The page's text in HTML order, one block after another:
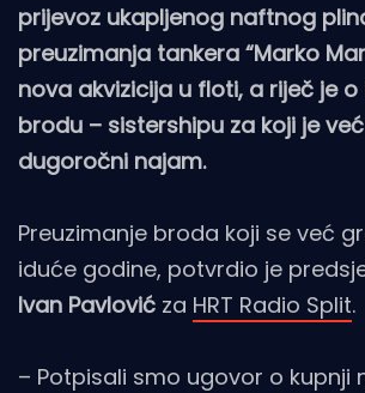
prijevoz ukapljenog naftnog
preuzimanja tankera “Marko
nova akvizicija u floti, a riječ je
brodu – sistershipu za koji je
dugoročni najam.
Preuzimanje broda koji se već
iduće godine, potvrdio je
Ivan Pavlović za HRT Radio Split.
– Potpisali smo ugovor o kupnji